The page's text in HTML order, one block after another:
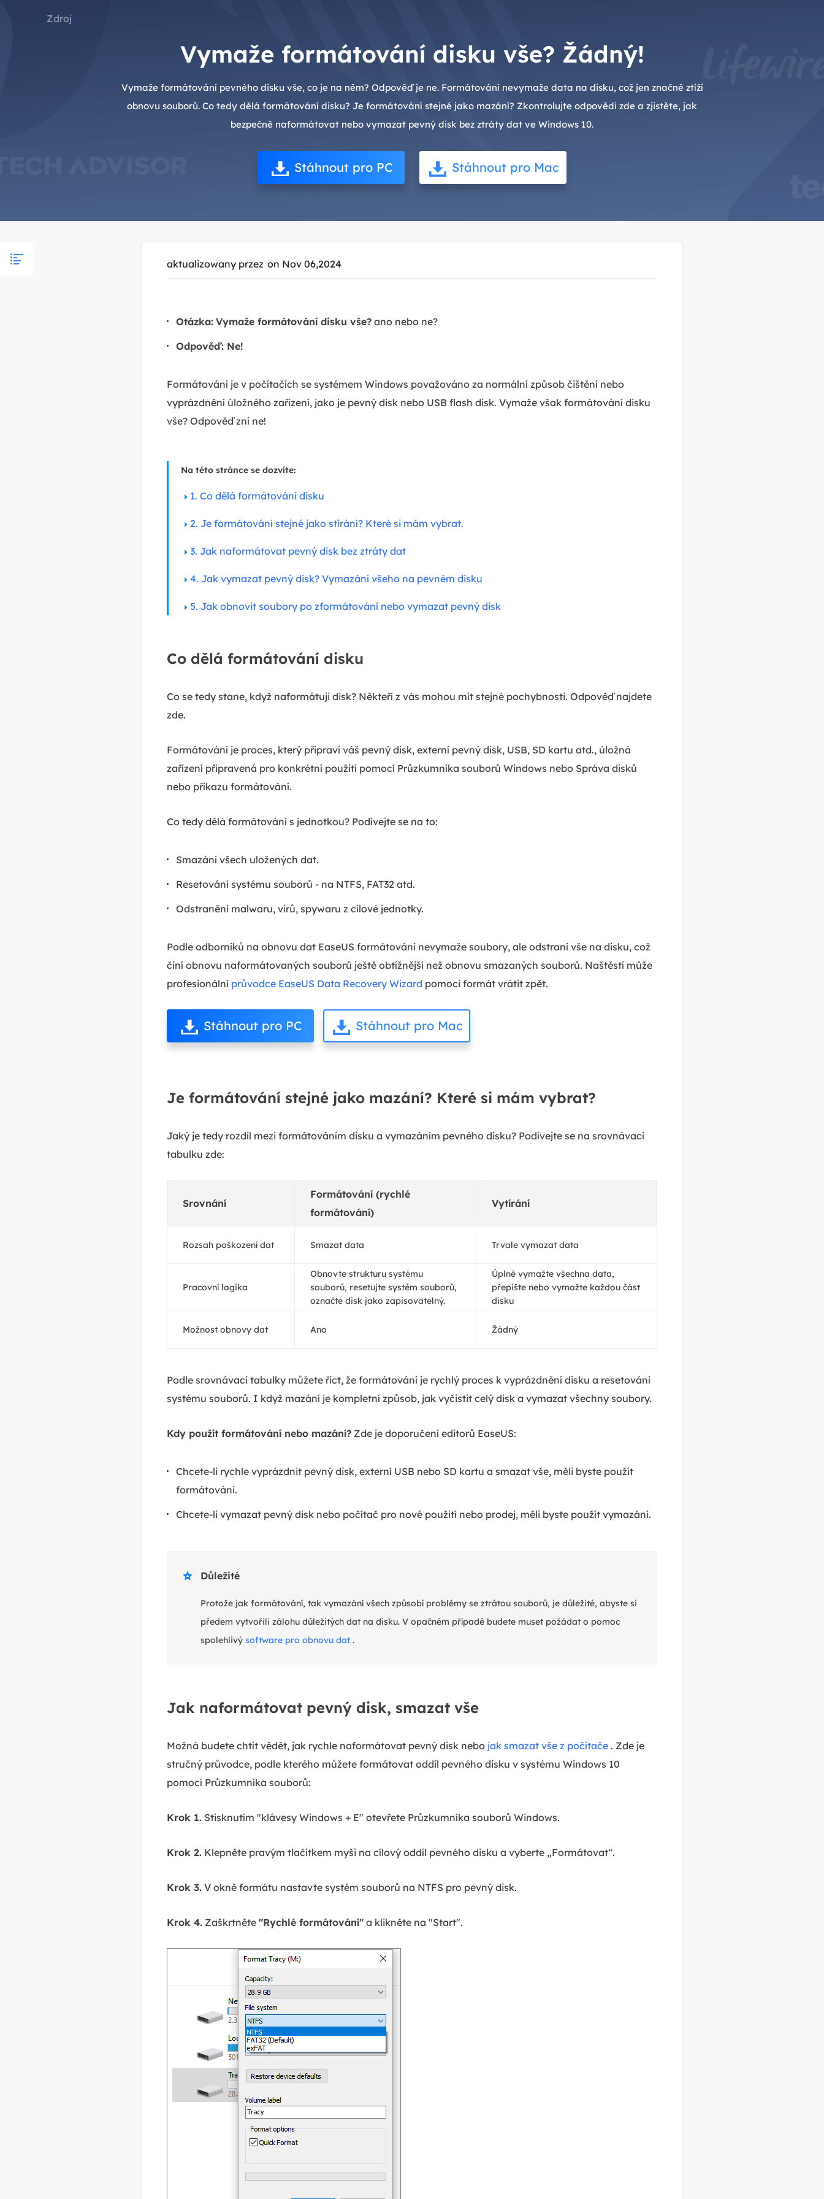
Zdroj
Vymaže formátování disku vše? Žádný!
Vymaže formátování pevného disku vše, co je na něm? Odpověď je ne. Formátování nevymaže data na disku, což jen značně ztíží
obnovu souborů. Co tedy dělá formátování disku? Je formátování stejné jako mazání? Zkontrolujte odpovědi zde a zjistěte, jak
bezpečně naformátovat nebo vymazat pevný disk bez ztráty dat ve Windows 10.
Stáhnout pro PC Stáhnout pro Mac
aktualizowany przez on Nov 06,2024
Otázka: Vymaže formátování disku vše? ano nebo ne?
Odpověď: Ne!
Formátování je v počítačích se systémem Windows považováno za normální způsob čištění nebo
vyprázdnění úložného zařízení, jako je pevný disk nebo USB flash disk. Vymaže však formátování disku
vše? Odpověď zní ne!
Na této stránce se dozvíte:
1. Co dělá formátování disku
2. Je formátování stejné jako stírání? Které si mám vybrat.
3. Jak naformátovat pevný disk bez ztráty dat
4. Jak vymazat pevný disk? Vymazání všeho na pevném disku
5. Jak obnovit soubory po zformátování nebo vymazat pevný disk
Co dělá formátování disku
Co se tedy stane, když naformátuji disk? Někteří z vás mohou mít stejné pochybnosti. Odpověď najdete
zde.
Formátování je proces, který připraví váš pevný disk, externí pevný disk, USB, SD kartu atd., úložná
zařízení připravená pro konkrétní použití pomocí Průzkumníka souborů Windows nebo Správa disků
nebo příkazu formátování.
Co tedy dělá formátování s jednotkou? Podívejte se na to:
Smazání všech uložených dat.
Resetování systému souborů - na NTFS, FAT32 atd.
Odstranění malwaru, virů, spywaru z cílové jednotky.
Podle odborníků na obnovu dat EaseUS formátování nevymaže soubory, ale odstraní vše na disku, což
činí obnovu naformátovaných souborů ještě obtížnější než obnovu smazaných souborů. Naštěstí může
profesionální průvodce EaseUS Data Recovery Wizard pomoci formát vrátit zpět.
Stáhnout pro PC Stáhnout pro Mac
Je formátování stejné jako mazání? Které si mám vybrat?
Jaký je tedy rozdíl mezi formátováním disku a vymazáním pevného disku? Podívejte se na srovnávací
tabulku zde:
Srovnání
Formátování (rychlé
formátování)
Vytírání
Rozsah poškození dat Smazat data Trvale vymazat data
Pracovní logika
Obnovte strukturu systému
souborů, resetujte systém souborů,
označte disk jako zapisovatelný.
Úplně vymažte všechna data,
přepište nebo vymažte každou část
disku
Možnost obnovy dat Ano Žádný
Podle srovnávací tabulky můžete říct, že formátování je rychlý proces k vyprázdnění disku a resetování
systému souborů. I když mazání je kompletní způsob, jak vyčistit celý disk a vymazat všechny soubory.
Kdy použít formátování nebo mazání? Zde je doporučení editorů EaseUS:
Chcete-li rychle vyprázdnit pevný disk, externí USB nebo SD kartu a smazat vše, měli byste použít
formátování.
Chcete-li vymazat pevný disk nebo počítač pro nové použití nebo prodej, měli byste použít vymazání.
 Důležité
Protože jak formátování, tak vymazání všech způsobí problémy se ztrátou souborů, je důležité, abyste si
předem vytvořili zálohu důležitých dat na disku. V opačném případě budete muset požádat o pomoc
spolehlivý software pro obnovu dat .
Jak naformátovat pevný disk, smazat vše
Možná budete chtít vědět, jak rychle naformátovat pevný disk nebo jak smazat vše z počítače . Zde je
stručný průvodce, podle kterého můžete formátovat oddíl pevného disku v systému Windows 10
pomocí Průzkumníka souborů:
Krok 1. Stisknutím "klávesy Windows + E" otevřete Průzkumníka souborů Windows.
Krok 2. Klepněte pravým tlačítkem myši na cílový oddíl pevného disku a vyberte „Formátovat“.
Krok 3. V okně formátu nastavte systém souborů na NTFS pro pevný disk.
Krok 4. Zaškrtněte "Rychlé formátování" a klikněte na "Start".